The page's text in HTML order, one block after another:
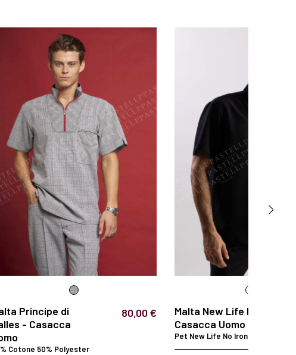
Principe di
- Casacca
80,00 €
Cotone 50% Polyester
Malta New Life Pet -
Casacca Uomo
Pet New Life No Iron